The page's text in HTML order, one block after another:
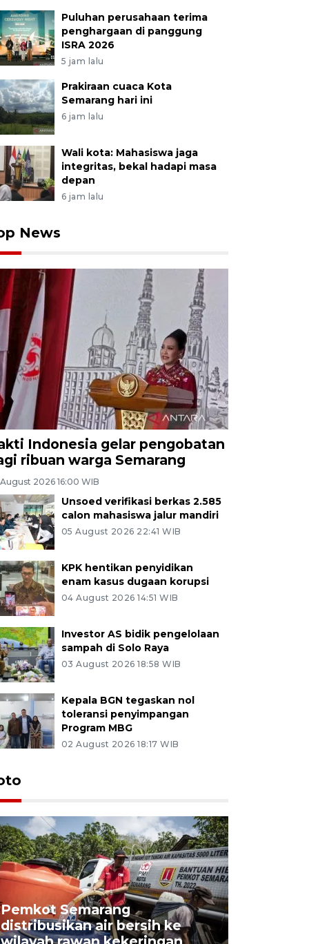
Puluhan perusahaan terima
penghargaan di panggung
ISRA 2026
5 jam lalu
Prakiraan cuaca Kota
Semarang hari ini
6 jam lalu
Wali kota: Mahasiswa jaga
integritas, bekal hadapi masa
depan
6 jam lalu
News
Indonesia gelar pengobatan
ribuan warga Semarang
2026 16:00 WIB
Unsoed verifikasi berkas 2.585
calon mahasiswa jalur mandiri
05 August 2026 22:41 WIB
KPK hentikan penyidikan
enam kasus dugaan korupsi
04 August 2026 14:51 WIB
Investor AS bidik pengelolaan
sampah di Solo Raya
03 August 2026 18:58 WIB
Kepala BGN tegaskan nol
toleransi penyimpangan
Program MBG
02 August 2026 18:17 WIB
Pemkot Semarang
distribusikan air bersih ke